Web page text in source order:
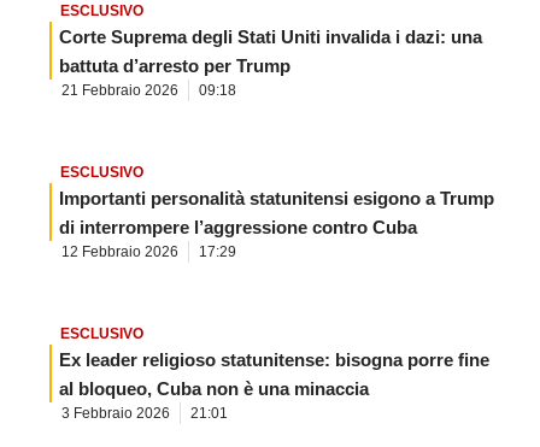
ESCLUSIVO
Corte Suprema degli Stati Uniti invalida i dazi: una
battuta d’arresto per Trump
21 Febbraio 2026 09:18
ESCLUSIVO
Importanti personalità statunitensi esigono a Trump
di interrompere l’aggressione contro Cuba
12 Febbraio 2026 17:29
ESCLUSIVO
Ex leader religioso statunitense: bisogna porre fine
al bloqueo, Cuba non è una minaccia
3 Febbraio 2026 21:01